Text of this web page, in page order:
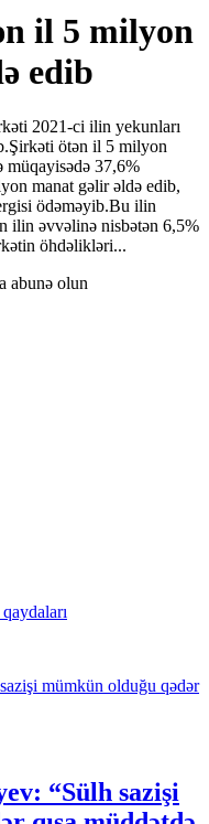
il 5 milyon
edib
2021-ci ilin yekunları
ötən il 5 milyon
müqayisədə 37,6%
manat gəlir əldə edib,
ödəməyib.Bu ilin
ilin əvvəlinə nisbətən 6,5%
öhdəlikləri...
abunə olun
“Sülh sazişi